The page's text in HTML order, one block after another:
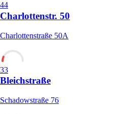
44
Charlottenstr. 50
Charlottenstraße 50A
33
Bleichstraße
Schadowstraße 76